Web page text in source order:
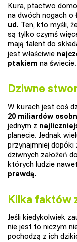
Kura, ptactwo
na dwóch nogach o
ud. Ten, kto myśli,
są tylko czymś
mają talent do
jest właściwie
ptakiem na świecie.
Dziwne
W kurach jest coś
20 miliardów
jednym z
planecie. Jednak
przynajmniej
dziwnych założeń
których ludzie
prawdą.
Kilka faktów
Jeśli kiedykolwiek
nie jest to niczym
pochodzą z ich